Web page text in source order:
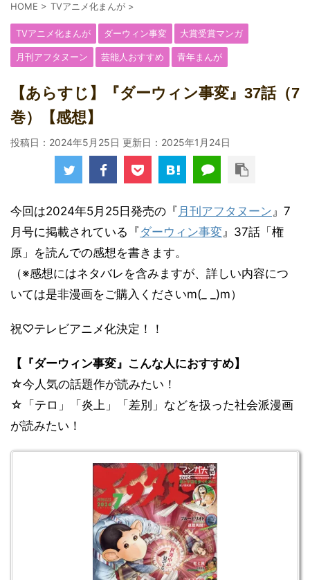
HOME > TVアニメ化まんが >
TVアニメ化まんが ダーウィン事変 大賞受賞マンガ
月刊アフタヌーン 芸能人おすすめ 青年まんが
【あらすじ】『ダーウィン事変』37話（7
巻）【感想】
投稿日：2024年5月25日 更新日： 2025年1月24日
今回は2024年5月25日発売の『 月刊アフタヌーン』7
月号に掲載されている『ダーウィン事変』37話「権
原」を読んでの感想を書きます。
（※感想にはネタバレを含みますが、詳しい内容につ
いては是非漫画をご購入くださいm(_ _)m）
祝♡テレビアニメ化決定！！
【『ダーウィン事変』こんな人におすすめ】
☆今人気の話題作が読みたい！
☆「テロ」「炎上」「差別」などを扱った社会派漫画
が読みたい！